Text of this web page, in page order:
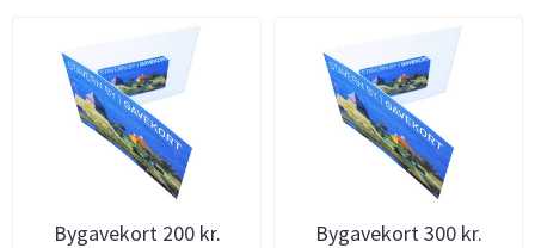
Bygavekort 200 kr. Bygavekort 300 kr.